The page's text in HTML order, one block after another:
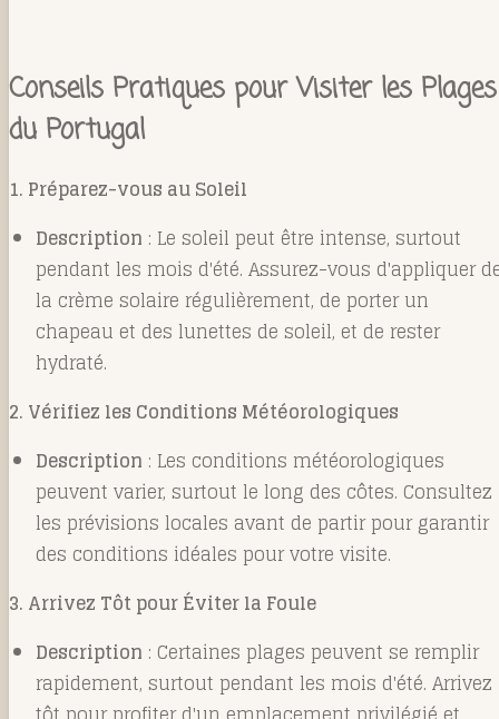
Conseils Pratiques pour Visiter les Plages
du Portugal
1. Préparez-vous au Soleil
Description : Le soleil peut être intense, surtout
pendant les mois d'été. Assurez-vous d'appliquer
la crème solaire régulièrement, de porter un
chapeau et des lunettes de soleil, et de rester
hydraté.
2. Vérifiez les Conditions Météorologiques
Description : Les conditions météorologiques
peuvent varier, surtout le long des côtes. Consultez
les prévisions locales avant de partir pour garantir
des conditions idéales pour votre visite.
3. Arrivez Tôt pour Éviter la Foule
Description : Certaines plages peuvent se remplir
rapidement, surtout pendant les mois d'été. Arrivez